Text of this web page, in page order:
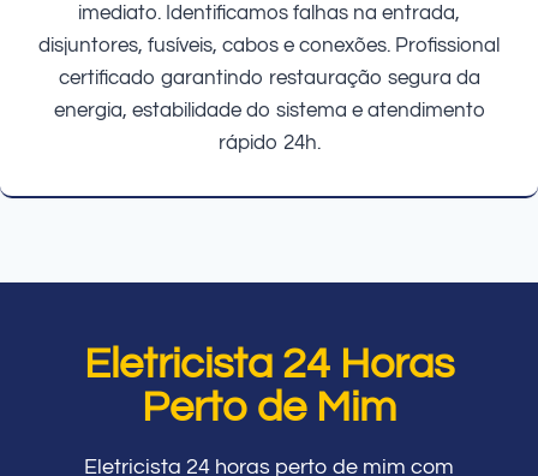
imediato. Identificamos falhas na entrada,
disjuntores, fusíveis, cabos e conexões. Profissional
certificado garantindo restauração segura da
energia, estabilidade do sistema e atendimento
rápido 24h.
Eletricista 24 Horas
Perto de Mim
Eletricista 24 horas perto de mim com